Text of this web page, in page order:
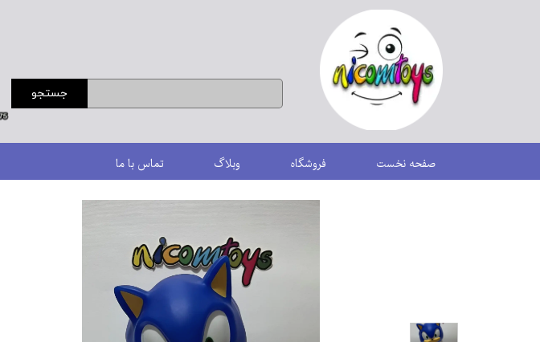
جستجو
صفحه نخست فروشگاه وبلاگ تماس با ما